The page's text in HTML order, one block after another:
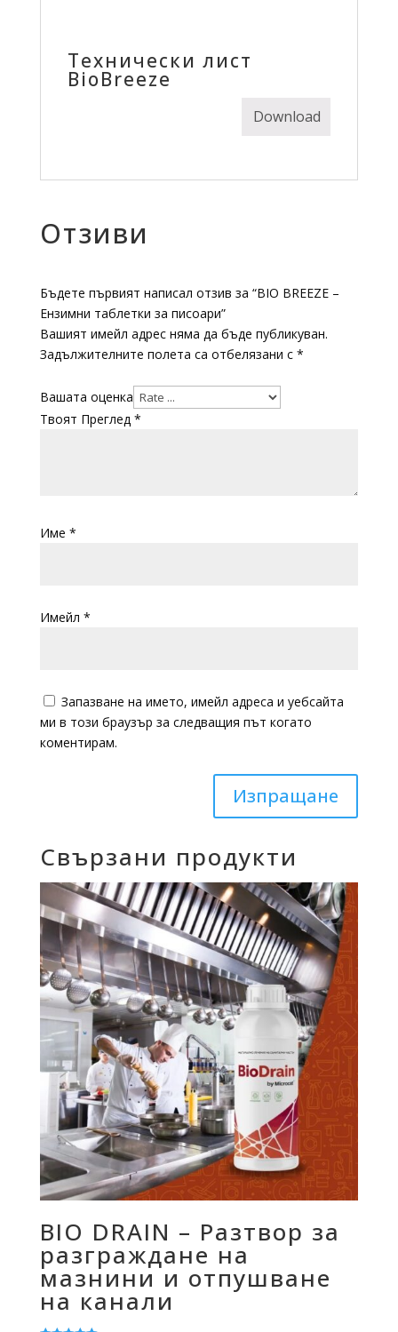
Технически лист
BioBreeze
Download
Отзиви
Бъдете първият написал отзив за “BIO BREEZE –
Ензимни таблетки за писоари”
Вашият имейл адрес няма да бъде публикуван.
Задължителните полета са отбелязани с *
Вашата оценка
Твоят Преглед *
Име *
Имейл *
Запазване на името, имейл адреса и уебсайта
ми в този браузър за следващия път когато
коментирам.
Изпращане
Свързани продукти
BIO DRAIN – Разтвор за
разграждане на
мазнини и отпушване
на канали